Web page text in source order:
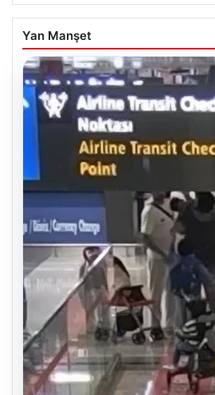
Yan Manşet